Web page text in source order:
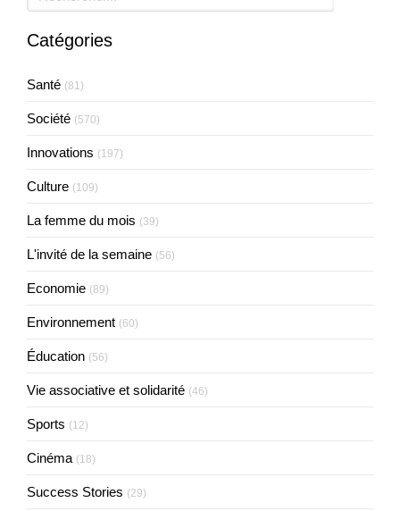
Catégories
Santé (81)
Société (570)
Innovations (197)
Culture (109)
La femme du mois (39)
L'invité de la semaine (56)
Economie (89)
Environnement (60)
Éducation (56)
Vie associative et solidarité (46)
Sports (12)
Cinéma (18)
Success Stories (29)